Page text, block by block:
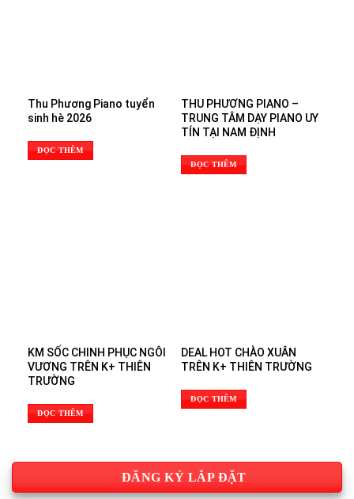
Thu Phương Piano tuyển
sinh hè 2026
ĐỌC THÊM
THU PHƯƠNG PIANO –
TRUNG TÂM DẠY PIANO UY
TÍN TẠI NAM ĐỊNH
ĐỌC THÊM
KM SỐC CHINH PHỤC NGÔI
VƯƠNG TRÊN K+ THIÊN
TRƯỜNG
ĐỌC THÊM
DEAL HOT CHÀO XUÂN
TRÊN K+ THIÊN TRƯỜNG
ĐỌC THÊM
ĐĂNG KÝ LẮP ĐẶT